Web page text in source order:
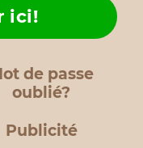
de passe
oublié?
ici!
Publicité